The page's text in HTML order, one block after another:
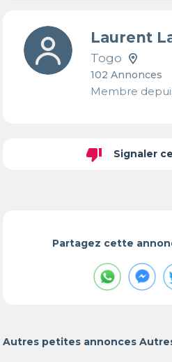
Laurent
Togo
102 Annonces
Membre
thumb_down Signaler
Partagez cette
Autres petites annonces